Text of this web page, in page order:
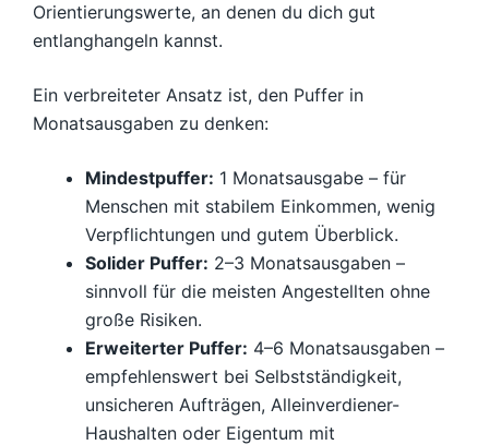
Orientierungswerte, an denen du dich gut
entlanghangeln kannst.
Ein verbreiteter Ansatz ist, den Puffer in
Monatsausgaben zu denken:
Mindestpuffer: 1 Monatsausgabe – für
Menschen mit stabilem Einkommen, wenig
Verpflichtungen und gutem Überblick.
Solider Puffer: 2–3 Monatsausgaben –
sinnvoll für die meisten Angestellten ohne
große Risiken.
Erweiterter Puffer: 4–6 Monatsausgaben –
empfehlenswert bei Selbstständigkeit,
unsicheren Aufträgen, Alleinverdiener-
Haushalten oder Eigentum mit